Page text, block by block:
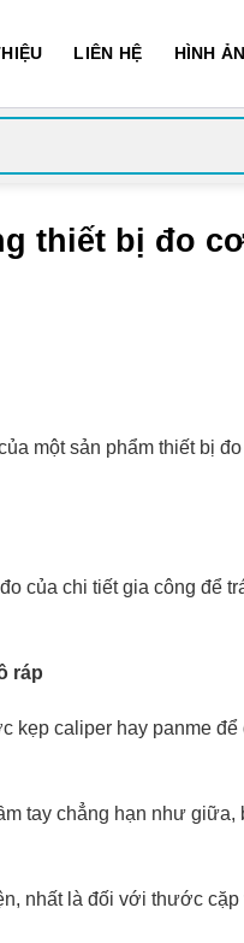
LIÊN HỆ HÌNH
thiết bị đo
một sản phẩm thiết bị
của chi tiết gia công để
ráp
caliper hay panme
tay chẳng hạn như
nhất là đối với thước